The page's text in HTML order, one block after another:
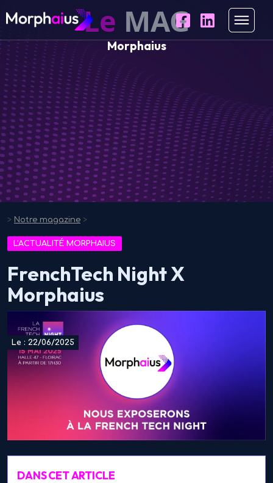
Le MAG
Morphaius
> Notre magazine >
L'ACTUALITÉ MORPHAIUS
FrenchTech Night X
Morphaius
Le : 22/06/2025
DANS CET ARTICLE